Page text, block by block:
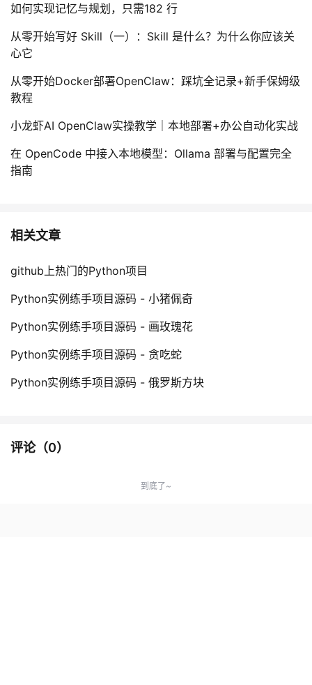
如何实现记忆与规划，只需182 行
从零开始写好 Skill（一）：Skill 是什么？为什么你应该关
心它
从零开始Docker部署OpenClaw：踩坑全记录+新手保姆级
教程
小龙虾AI OpenClaw实操教学｜本地部署+办公自动化实战
在 OpenCode 中接入本地模型：Ollama 部署与配置完全
指南
相关文章
github上热门的Python项目
Python实例练手项目源码 - 小猪佩奇
Python实例练手项目源码 - 画玫瑰花
Python实例练手项目源码 - 贪吃蛇
Python实例练手项目源码 - 俄罗斯方块
评论（0）
到底了~